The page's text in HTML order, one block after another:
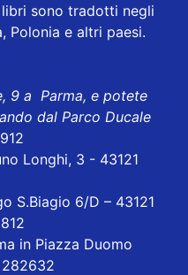
sono tradotti negli
Polonia e altri paesi.
9 a Parma, e potete
dal Parco Ducale
Longhi, 3 - 43121
S.Biagio 6/D – 43121
in Piazza Duomo